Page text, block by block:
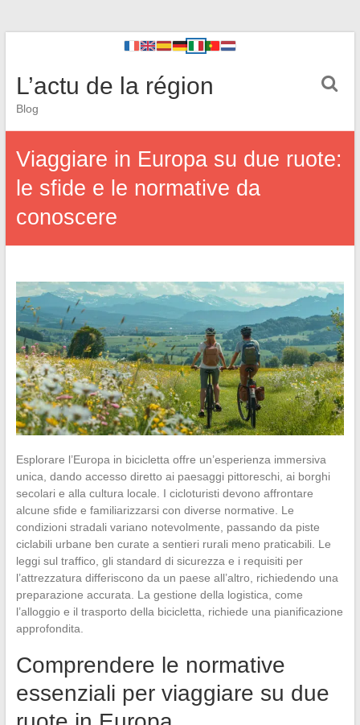
L’actu de la région
Blog
Viaggiare in Europa su due ruote:
le sfide e le normative da
conoscere
Esplorare l’Europa in bicicletta offre un’esperienza immersiva
unica, dando accesso diretto ai paesaggi pittoreschi, ai borghi
secolari e alla cultura locale. I cicloturisti devono affrontare
alcune sfide e familiarizzarsi con diverse normative. Le
condizioni stradali variano notevolmente, passando da piste
ciclabili urbane ben curate a sentieri rurali meno praticabili. Le
leggi sul traffico, gli standard di sicurezza e i requisiti per
l’attrezzatura differiscono da un paese all’altro, richiedendo una
preparazione accurata. La gestione della logistica, come
l’alloggio e il trasporto della bicicletta, richiede una pianificazione
approfondita.
Comprendere le normative
essenziali per viaggiare su due